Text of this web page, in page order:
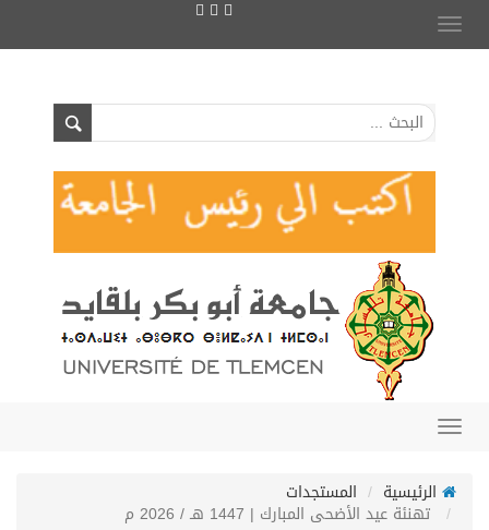
Toggle
navigation
Toggle
الرئيسية
المستجدات
تهنئة عيد الأضحى المبارك | 1447 هـ / 2026 م